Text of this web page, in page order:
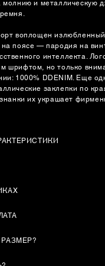
молнию и металлическую
воплощен
поясе — пародия на
интеллекта.
шрифтом, но только
1000% DDENIM. Еще
заклепки по
их украшает